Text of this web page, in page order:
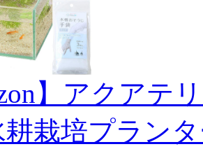
】アクアテ
栽培プラン